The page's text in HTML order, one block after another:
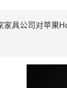
家具公司对苹果